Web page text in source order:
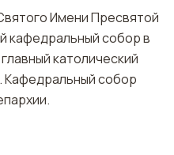
Имени Пресвятой
кафедральный собор в
католический
Кафедральный собор